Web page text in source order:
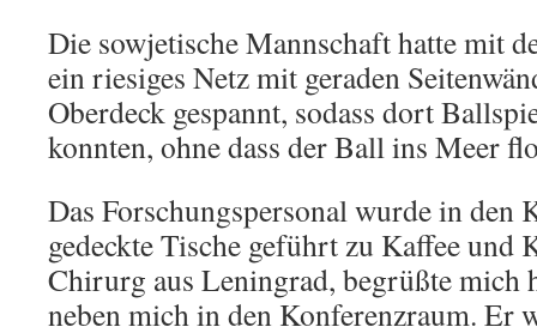
Die sowjetische Mannschaft hatte mit
ein riesiges Netz mit geraden
Oberdeck gespannt, sodass dort
konnten, ohne dass der Ball ins Meer
Das Forschungspersonal wurde in den
gedeckte Tische geführt zu Kaffee und
Chirurg aus Leningrad, begrüßte mich
neben mich in den Konferenzraum. Er